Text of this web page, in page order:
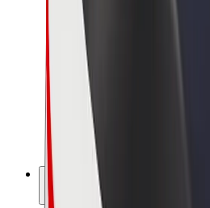
Verdiensten voor chauffeurs
Bezorgers
Verdiensten voor bezorgers
Bolt Food-handelaren
Fleet Owner
Franchises
Bedrijf